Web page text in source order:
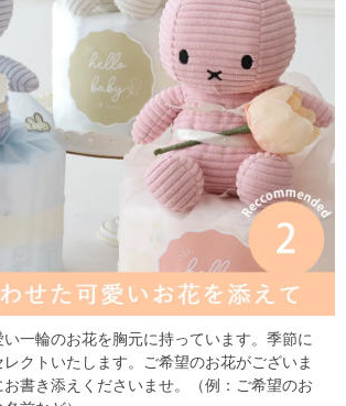
一輪のお花を胸元に持っています。 季節に
クトいたします。 ご希望のお花がございま
書き添えくださいませ。
（例：ご希望のお